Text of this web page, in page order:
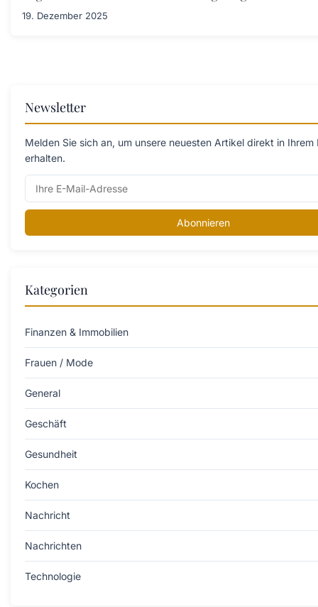
19. Dezember 2025
Newsletter
Melden Sie sich an, um unsere neuesten Artikel direkt in Ihrem
erhalten.
Abonnieren
Kategorien
Finanzen & Immobilien
Frauen / Mode
General
Geschäft
Gesundheit
Kochen
Nachricht
Nachrichten
Technologie